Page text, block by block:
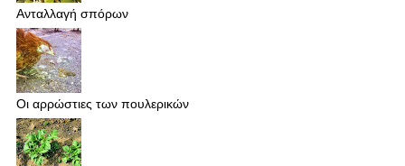
Ανταλλαγή σπόρων
Οι αρρώστιες των πουλερικών